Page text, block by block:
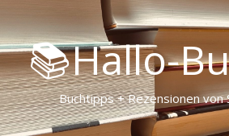
📚Hallo-
Buchtipps + Rezensionen von